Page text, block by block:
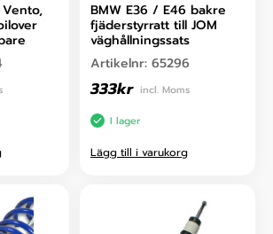
BMW E36 / E46 bakre
fjäderstyrratt till JOM
väghållningssats
Artikelnr: 65296
333kr incl. Moms
I lager
Lägg till i varukorg